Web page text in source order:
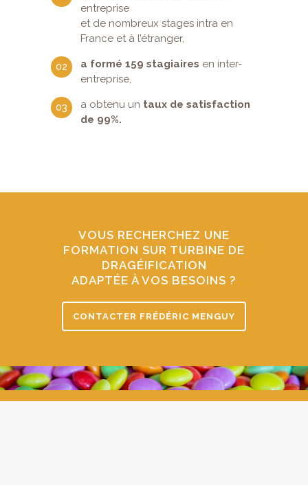
entreprise
et de nombreux stages intra en
France et à l’étranger,
a formé 159 stagiaires en inter-
entreprise,
a obtenu un taux de satisfaction
de 99%.
VOUS RECHERCHEZ UNE
FORMATION SUR TURBINE DE
DRAGÉIFICATION
ADAPTÉE À VOS BESOINS ?
CONTACTER FRÉDÉRIC MENGUY